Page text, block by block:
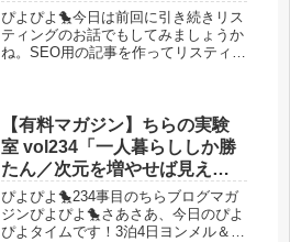
た件についてｗ／今週ブログ
メルマガコンテンツ用ツイキ
ャスやりますかね」
ぴよぴよ🐤今日は前回に引き続きリス
ティングのお話でもしてみましょうか
ね。SEO用の記事を作ってリスティン
トに価値があってYMYLクエリーで...
【有料マガジン】ちらの実験
室 vol234「一人暮らししか勝
たん／次元を増やせば見える
世界は変わるよね」
ぴよぴよ🐤234事目のちらブログマガ
ジンぴよぴよ🐤さあさあ、今日のぴよ
ぴよタイムです！3泊4日ヨンメル＆子